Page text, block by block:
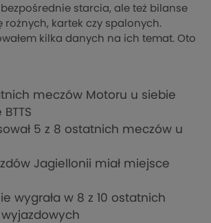
starcia, ale też bilanse
rożnych, kartek czy spalonych.
kilka danych na ich temat. Oto
meczów Motoru u siebie
5 z 8 ostatnich meczów u
Jagiellonii miał miejsce
wygrała w 8 z 10 ostatnich